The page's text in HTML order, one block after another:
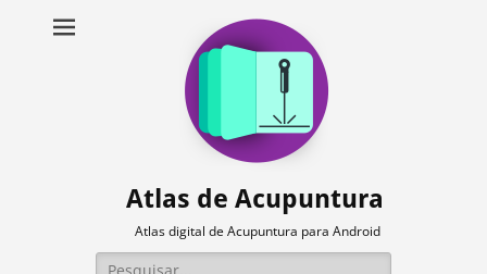
Atlas de Acupuntura
Atlas digital de Acupuntura para Android
Pesquisar